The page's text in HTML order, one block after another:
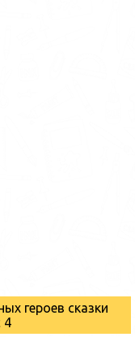
героев сказки
4